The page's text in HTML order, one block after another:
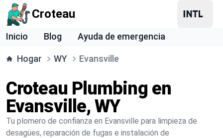
Croteau
Inicio Blog Ayuda de emergencia
Hogar WY Evansville
Croteau Plumbing en
Evansville, WY
Tu plomero de confianza en Evansville para limpieza de
desagües, reparación de fugas e instalación de